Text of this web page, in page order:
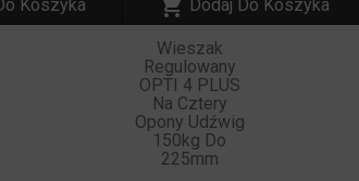
Koszyka  Dodaj Do Koszyka
Wieszak
Regulowany
OPTI 4 PLUS
Na Cztery
Opony Udźwig
150kg Do
225mm